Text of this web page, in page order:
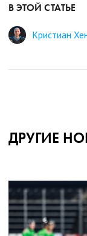
В ЭТОЙ СТАТЬЕ
Кристиан
ДРУГИЕ